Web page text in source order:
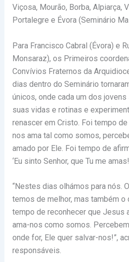
Viçosa, Mourão, Borba, Alpiarça,
Portalegre e Évora (Seminário
Para Francisco Cabral (Évora) e
Monsaraz), os Primeiros
Convívios Fraternos da
dias dentro do Seminário
únicos, onde cada um dos
suas vidas e rotinas e
renascer em Cristo. Foi tempo
nos ama tal como somos,
amado por Ele. Foi tempo de
‘Eu sinto Senhor, que Tu me
“Nestes dias olhámos para nós.
temos de melhor, mas também o
tempo de reconhecer que Jesus
ama-nos como somos.
onde for, Ele quer salvar-nos!”,
responsáveis.